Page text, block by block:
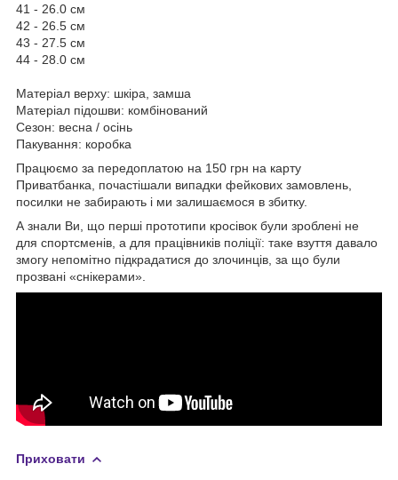
41 - 26.0 см
42 - 26.5 см
43 - 27.5 см
44 - 28.0 см
Матеріал верху: шкіра, замша
Матеріал підошви: комбінований
Сезон: весна / осінь
Пакування: коробка
Працюємо за передоплатою на 150 грн на карту
Приватбанка, почастішали випадки фейкових замовлень,
посилки не забирають і ми залишаємося в збитку.
А знали Ви, що перші прототипи кросівок були зроблені не
для спортсменів, а для працівників поліції: таке взуття давало
змогу непомітно підкрадатися до злочинців, за що були
прозвані «снікерами».
Приховати